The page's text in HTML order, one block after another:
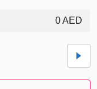
0 AED